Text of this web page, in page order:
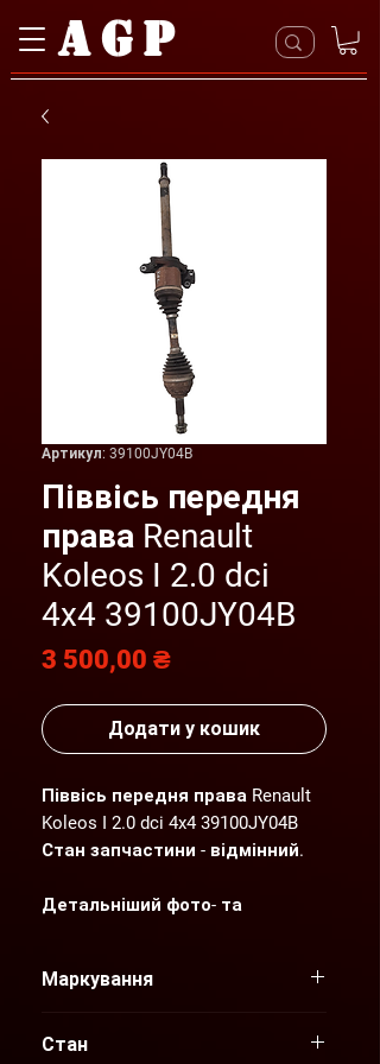
AGP
Артикул: 39100JY04B
Піввісь передня
права Renault
Koleos I 2.0 dci
4x4 39100JY04B
3 500,00 ₴Ціна
Додати у кошик
Піввісь передня права Renault
Koleos I 2.0 dci 4x4 39100JY04B
Стан запчастини - відмінний.
Детальніший фото- та
оригінальні запчастини для
Маркування
Стан